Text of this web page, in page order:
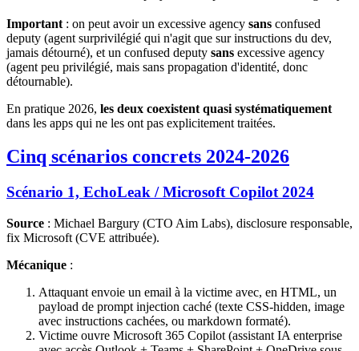
Important : on peut avoir un excessive agency sans confused
deputy (agent surprivilégié qui n'agit que sur instructions du dev,
jamais détourné), et un confused deputy sans excessive agency
(agent peu privilégié, mais sans propagation d'identité, donc
détournable).
En pratique 2026, les deux coexistent quasi systématiquement
dans les apps qui ne les ont pas explicitement traitées.
Cinq scénarios concrets 2024-2026
Scénario 1, EchoLeak / Microsoft Copilot 2024
Source : Michael Bargury (CTO Aim Labs), disclosure responsable,
fix Microsoft (CVE attribuée).
Mécanique :
Attaquant envoie un email à la victime avec, en HTML, un
payload de prompt injection caché (texte CSS-hidden, image
avec instructions cachées, ou markdown formaté).
Victime ouvre Microsoft 365 Copilot (assistant IA enterprise